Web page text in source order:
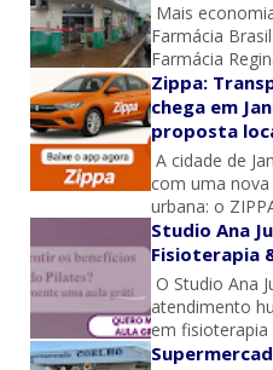
Mais
Farmácia
Farmácia
Zippa:
chega em
proposta
A cidade de
com uma
urbana: o
Studio Ana
Fisioterapia
O Studio Ana
atendimento
em fisioterapia